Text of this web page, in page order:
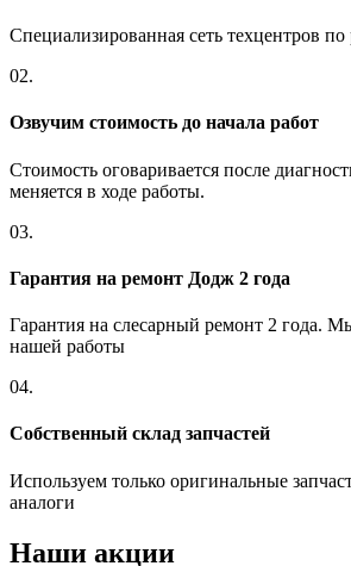
Специализированная сеть техцентров
02.
Озвучим стоимость до начала работ
Стоимость оговаривается после
меняется в ходе работы.
03.
Гарантия на ремонт Додж 2 года
Гарантия на слесарный ремонт 2 года.
нашей работы
04.
Собственный склад запчастей
Используем только оригинальные
аналоги
Наши акции